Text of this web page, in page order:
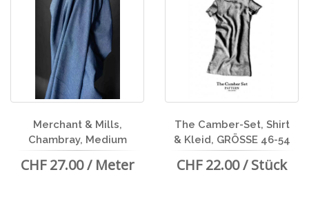
Merchant & Mills,
Chambray, Medium
CHF 27.00 / Meter
The Camber-Set, Shirt
& Kleid, GRÖSSE 46-54
CHF 22.00 / Stück